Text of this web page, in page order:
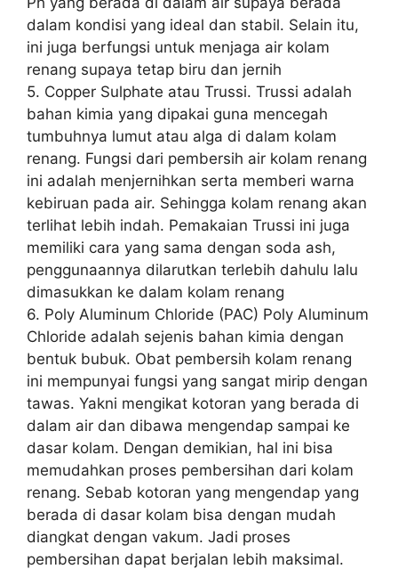
dalam kondisi yang ideal dan stabil. Selain itu,
ini juga berfungsi untuk menjaga air kolam
renang supaya tetap biru dan jernih
5. Copper Sulphate atau Trussi. Trussi adalah
bahan kimia yang dipakai guna mencegah
tumbuhnya lumut atau alga di dalam kolam
renang. Fungsi dari pembersih air kolam renang
ini adalah menjernihkan serta memberi warna
kebiruan pada air. Sehingga kolam renang akan
terlihat lebih indah. Pemakaian Trussi ini juga
memiliki cara yang sama dengan soda ash,
penggunaannya dilarutkan terlebih dahulu lalu
dimasukkan ke dalam kolam renang
6. Poly Aluminum Chloride (PAC) Poly Aluminum
Chloride adalah sejenis bahan kimia dengan
bentuk bubuk. Obat pembersih kolam renang
ini mempunyai fungsi yang sangat mirip dengan
tawas. Yakni mengikat kotoran yang berada di
dalam air dan dibawa mengendap sampai ke
dasar kolam. Dengan demikian, hal ini bisa
memudahkan proses pembersihan dari kolam
renang. Sebab kotoran yang mengendap yang
berada di dasar kolam bisa dengan mudah
diangkat dengan vakum. Jadi proses
pembersihan dapat berjalan lebih maksimal.